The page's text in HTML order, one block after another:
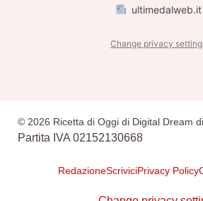
ultimedalweb.it
Change privacy
© 2026 Ricetta di Oggi di Digital Dream di
Partita IVA 02152130668
RedazioneScriviciPrivacy Policy